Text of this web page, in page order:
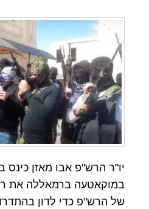
יו"ר הרש"פ אבו מאזן
במוקאטעה ברמאללה את
של הרש"פ כדי לדון